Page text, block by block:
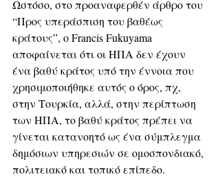
Ωστόσο, στο προαναφερθέν άρθρο του
“Προς υπεράσπιση του βαθέως
κράτους”, ο Francis Fukuyama
αποφαίνεται ότι οι ΗΠΑ δεν έχουν
ένα βαθύ κράτος υπό την έννοια που
χρησιμοποιήθηκε αυτός ο όρος, πχ,
στην Τουρκία, αλλά, στην περίπτωση
των ΗΠΑ, το βαθύ κράτος πρέπει να
γίνεται κατανοητό ως ένα σύμπλεγμα
δημόσιων υπηρεσιών σε ομοσπονδιακό,
πολιτειακό και τοπικό επίπεδο.